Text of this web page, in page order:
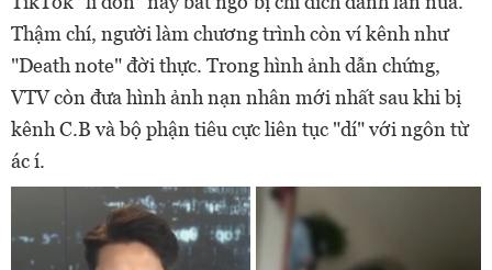
Thậm chí, người làm chương trình còn ví kênh như
"Death note" đời thực. Trong hình ảnh dẫn chứng,
VTV còn đưa hình ảnh nạn nhân mới nhất sau khi bị
kênh C.B và bộ phận tiêu cực liên tục "dí" với ngôn từ
ác í.